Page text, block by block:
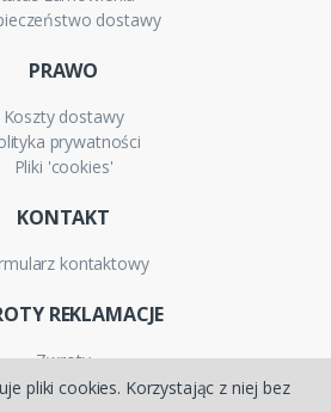
pliki cookies. Korzystając z niej bez
dostawy
PRAWO
Koszty dostawy
prywatności
Pliki 'cookies'
KONTAKT
kontaktowy
REKLAMACJE
Zwroty
Reklamacje